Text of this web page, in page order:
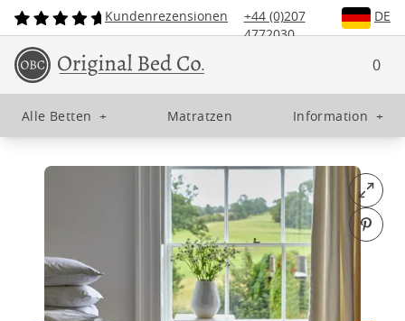
Kundenrezensionen
+44 (0)207
4772030
DE
0
Alle Betten + Matratzen Information +
Open
Pin